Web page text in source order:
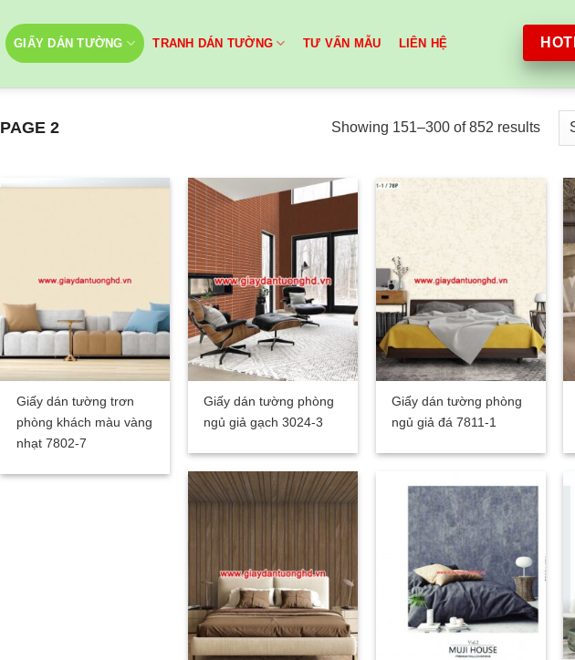
GIẤY DÁN TƯỜNG TRANH DÁN TƯỜNG TƯ VẤN MẪU LIÊN HỆ
PAGE 2 Showing 151–300 of 852 results
Giấy dán tường trơn
phòng khách màu vàng
nhạt 7802-7
Giấy dán tường phòng
ngủ giả gạch 3024-3
Giấy dán tường phòng
ngủ giả đá 7811-1